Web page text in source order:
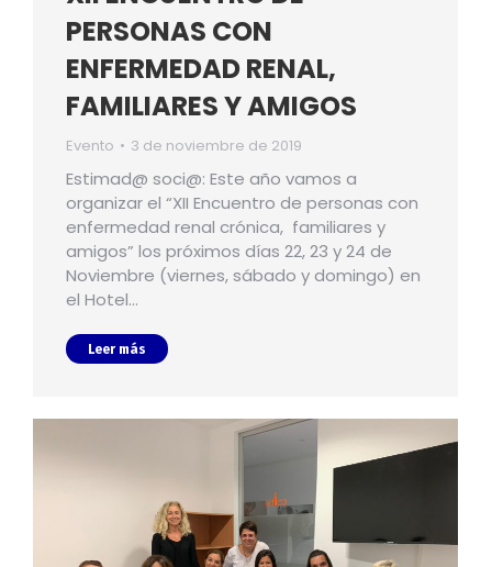
PERSONAS CON
ENFERMEDAD RENAL,
FAMILIARES Y AMIGOS
Evento 3 de noviembre de 2019
Estimad@ soci@: Este año vamos a
organizar el “XII Encuentro de personas con
enfermedad renal crónica, familiares y
amigos” los próximos días 22, 23 y 24 de
Noviembre (viernes, sábado y domingo) en
el Hotel…
Leer más